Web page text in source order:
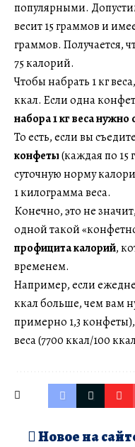
популярными.
весит 15 граммов и
граммов. Получается,
75 калорий.
Чтобы набрать 1 кг
ккал. Если одна
набора 1 кг веса нужно
То есть, если вы
конфеты(каждая по 15
суточную норму
1 килограмма веса.
Конечно, это не
одной такой
профицита калорий,
временем.
Например, если
ккал больше, чем вам
примерно 1,3 конфеты),
веса (7700 ккал/100
Новое на